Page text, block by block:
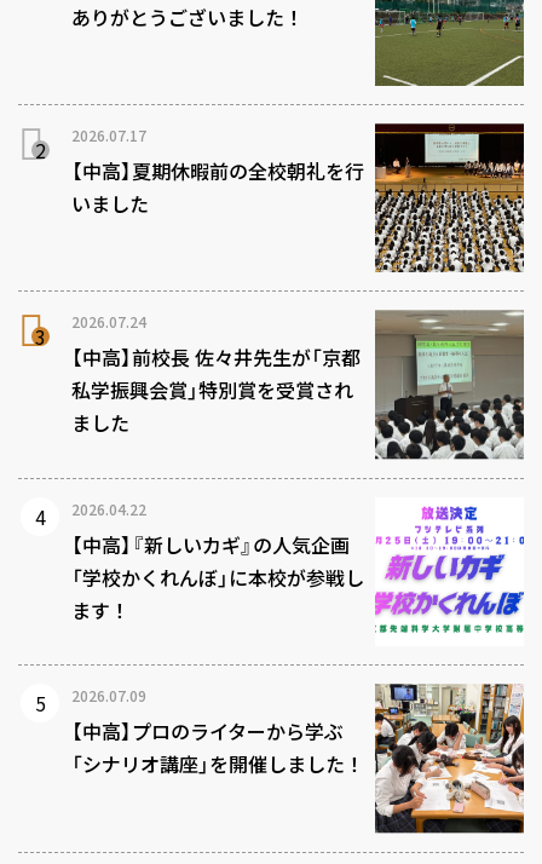
ありがとうございました！
2026.07.17
【中高】夏期休暇前の全校朝礼を行
いました
2026.07.24
【中高】前校長 佐々井先生が「京都
私学振興会賞」特別賞を受賞され
ました
2026.04.22
【中高】『新しいカギ』の人気企画
「学校かくれんぼ」に本校が参戦し
ます！
2026.07.09
【中高】プロのライターから学ぶ
「シナリオ講座」を開催しました！